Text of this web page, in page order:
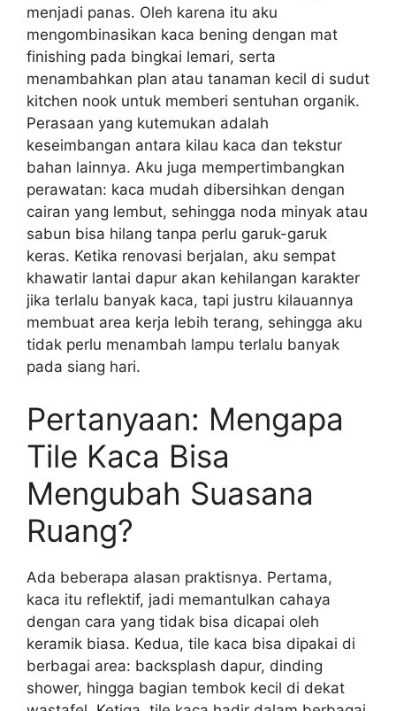
menjadi panas. Oleh karena itu aku
mengombinasikan kaca bening dengan mat
finishing pada bingkai lemari, serta
menambahkan plan atau tanaman kecil di sudut
kitchen nook untuk memberi sentuhan organik.
Perasaan yang kutemukan adalah
keseimbangan antara kilau kaca dan tekstur
bahan lainnya. Aku juga mempertimbangkan
perawatan: kaca mudah dibersihkan dengan
cairan yang lembut, sehingga noda minyak atau
sabun bisa hilang tanpa perlu garuk-garuk
keras. Ketika renovasi berjalan, aku sempat
khawatir lantai dapur akan kehilangan karakter
jika terlalu banyak kaca, tapi justru kilauannya
membuat area kerja lebih terang, sehingga aku
tidak perlu menambah lampu terlalu banyak
pada siang hari.
Pertanyaan: Mengapa
Tile Kaca Bisa
Mengubah Suasana
Ruang?
Ada beberapa alasan praktisnya. Pertama,
kaca itu reflektif, jadi memantulkan cahaya
dengan cara yang tidak bisa dicapai oleh
keramik biasa. Kedua, tile kaca bisa dipakai di
berbagai area: backsplash dapur, dinding
shower, hingga bagian tembok kecil di dekat